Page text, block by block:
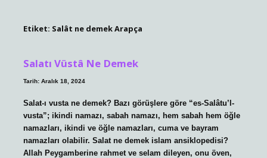
Etiket: Salât ne demek Arapça
Salatı Vüstâ Ne Demek
Tarih: Aralık 18, 2024
Salat-ı vusta ne demek? Bazı görüşlere göre “es-Salâtu’l-
vusta”; ikindi namazı, sabah namazı, hem sabah hem öğle
namazları, ikindi ve öğle namazları, cuma ve bayram
namazları olabilir. Salat ne demek islam ansiklopedisi?
Allah Peygamberine rahmet ve selam dileyen, onu öven,